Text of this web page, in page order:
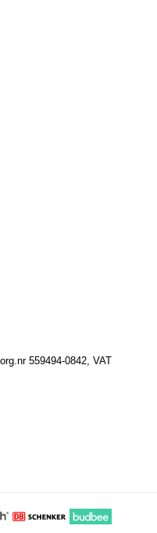
559494-0842, VAT